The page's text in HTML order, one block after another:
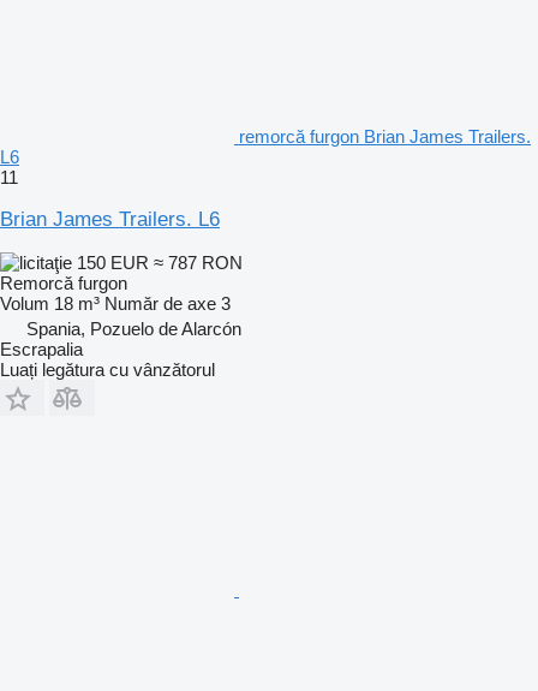
remorcă furgon Brian James Trailers.
L6
11
Brian James Trailers. L6
150 EUR ≈ 787 RON
Remorcă furgon
Volum 18 m³ Număr de axe 3
Spania, Pozuelo de Alarcón
Escrapalia
Luați legătura cu vânzătorul